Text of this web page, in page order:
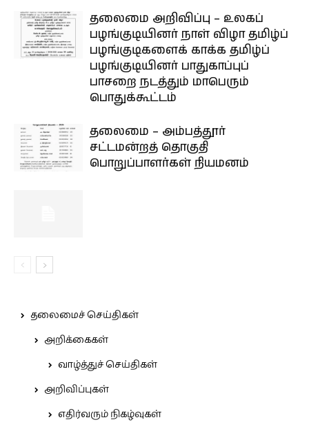
தலைமை அறிவிப்பு – உலகப்
பழங்குடியினர் நாள் விழா தமிழ்ப்
பழங்குடிகளைக் காக்க தமிழ்ப்
பழங்குடியினர் பாதுகாப்புப்
பாசறை நடத்தும் மாபெரும்
பொதுக்கூட்டம்
தலைமை – அம்பத்தூர்
சட்டமன்றத் தொகுதி
பொறுப்பாளர்கள் நியமனம்
தலைமைச் செய்திகள்
அறிக்கைகள்
வாழ்த்துச் செய்திகள்
அறிவிப்புகள்
எதிர்வரும் நிகழ்வுகள்